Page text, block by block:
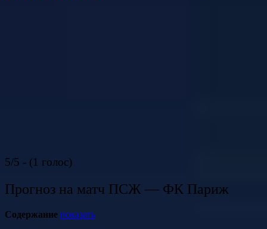
5/5 - (1 голос)
Прогноз на матч ПСЖ — ФК Париж
Содержание показать